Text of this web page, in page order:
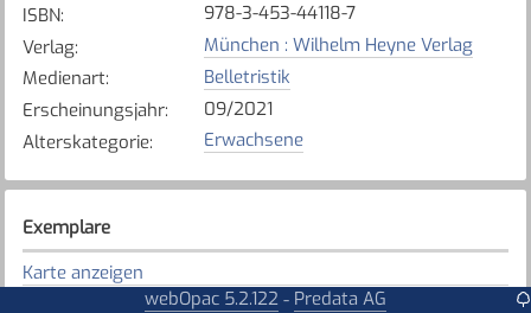
ISBN:
978-3-453-44118-7
Verlag:
München : Wilhelm Heyne Verlag
Medienart:
Belletristik
Erscheinungsjahr:
09/2021
Alterskategorie: Erwachsene
Exemplare
Karte anzeigen
webOpac 5.2.122 - Predata AG